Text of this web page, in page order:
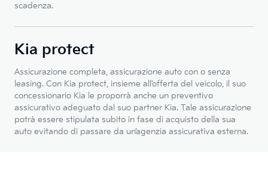
scadenza.
Kia protect
Assicurazione completa, assicurazione auto con o senza
leasing. Con Kia protect, insieme all’offerta del veicolo, il suo
concessionario Kia le proporrà anche un preventivo
assicurativo adeguato dal suo partner Kia. Tale assicurazione
potrà essere stipulata subito in fase di acquisto della sua
auto evitando di passare da un’agenzia assicurativa esterna.